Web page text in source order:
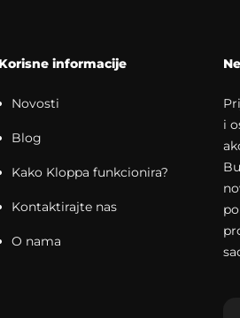
Korisne informacije
Novosti
Blog
Kako Kloppa funkcionira?
Kontaktirajte nas
O nama
i